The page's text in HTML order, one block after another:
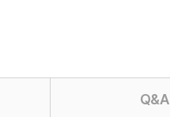
Q&A